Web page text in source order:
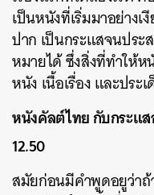
เป็นหนังที่เริ่มมาอย่าง
ปาก เป็นกระแสจนประ
หมายได้ ซึ่งสิ่งที่ทำให้ห
หนัง เนื้อเรื่อง และปร
หนังคัลต์ไทย กับกระแ
12.50
สมัยก่อนมีคำพูดอยูว่าถ้